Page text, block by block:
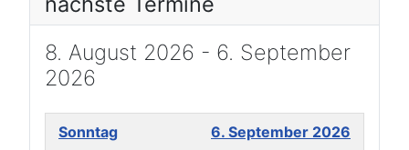
8. August 2026 - 6. September
2026
Sonntag 6. September 2026